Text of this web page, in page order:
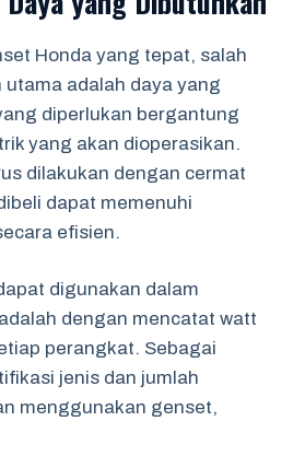
Honda yang tepat, salah
adalah daya yang
diperlukan bergantung
yang akan dioperasikan.
dilakukan dengan cermat
dapat memenuhi
efisien.
digunakan dalam
dengan mencatat watt
perangkat. Sebagai
jenis dan jumlah
menggunakan genset,